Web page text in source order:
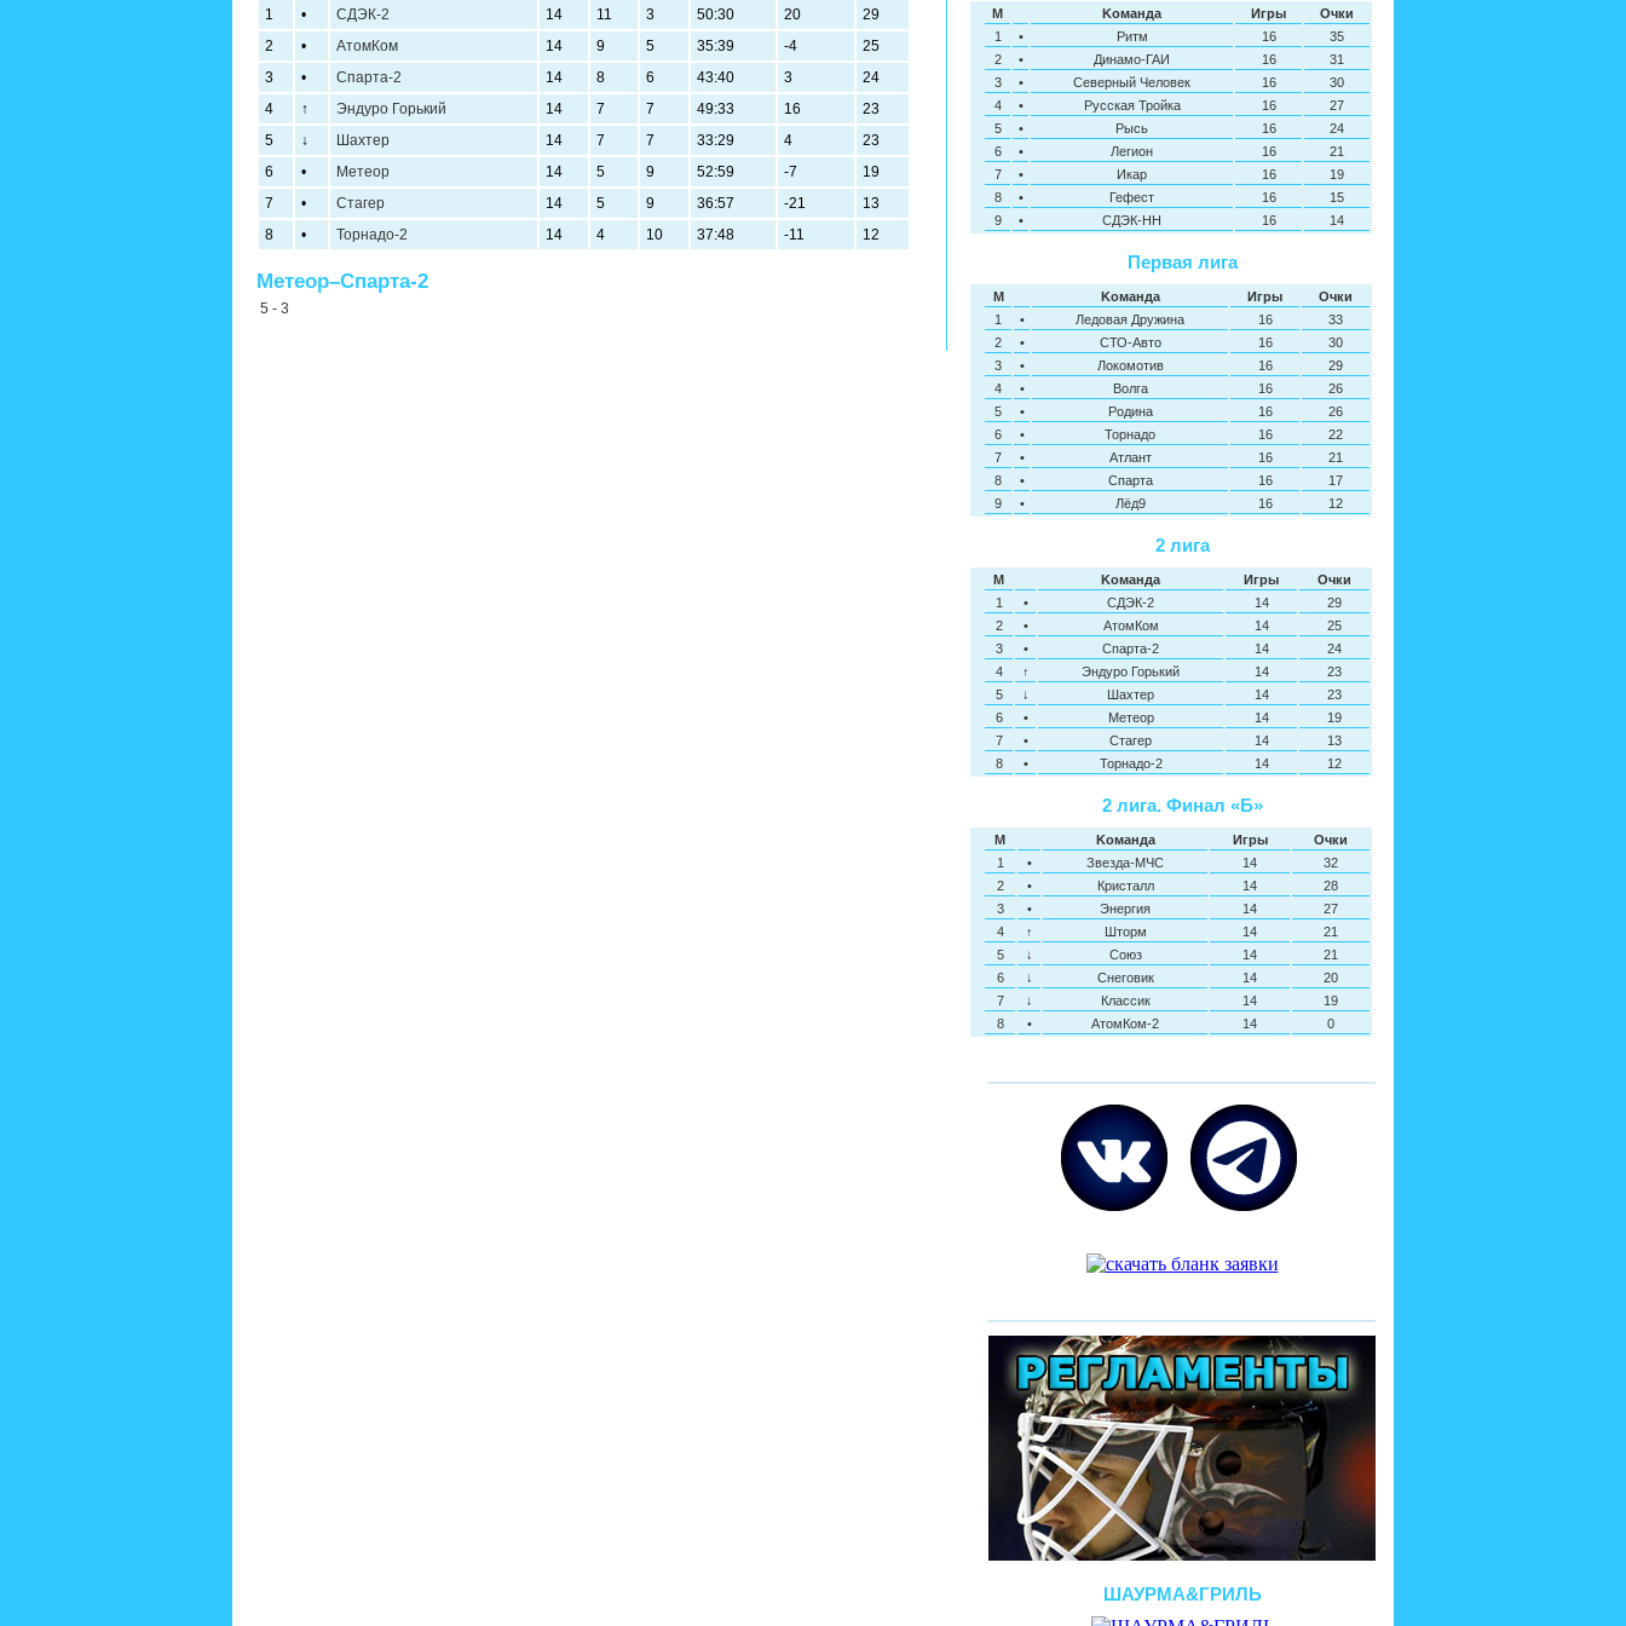
1 • СДЭК-2 14 11 3 50:30 20
29
2
• АтомКом 14 9 5 35:39 -4
25
3
• Спарта-2 14 8 6 43:40 3
24
4
↑ Эндуро Горький 14 7 7 49:33 16
23
5
↓ Шахтер 14 7 7 33:29 4
23
6
• Метеор 14 5 9 52:59 -7
19
7
• Стагер 14 5 9 36:57 -21
13
8
• Торнадо-2 14 4 10 37:48 -11 12
Метеор–Спарта-2
5 - 3
M Kоманда Игры
Oчки
1
• Ритм 16
35
2
• Динамо-ГАИ 16
31
3
• Северный Человек 16
30
4
• Русская Тройка 16
27
5
• Рысь 16
24
6
• Легион 16
21
7
• Икар 16
19
8
• Гефест 16
15
9
• СДЭК-НН 16 14
Первая лига
M Kоманда Игры
Oчки
1
• Ледовая Дружина 16
33
2
• СТО-Авто 16
30
3
• Локомотив 16
29
4
• Волга 16
26
5
• Родина 16
26
6
• Торнадо 16
22
7
• Атлант 16
21
8
• Спарта 16
17
9
• Лёд9 16 12
2 лига
M Kоманда Игры
Oчки
1
• СДЭК-2 14
29
2
• АтомКом 14
25
3
• Спарта-2 14
24
4
↑ Эндуро Горький 14
23
5
↓ Шахтер 14
23
6
• Метеор 14
19
7
• Стагер 14
13
8
• Торнадо-2 14 12
2 лига. Финал «Б»
M Kоманда Игры
Oчки
1
• Звезда-МЧС 14
32
2
• Кристалл 14
28
3
• Энергия 14
27
4
↑ Шторм 14
21
5
↓ Союз 14
21
6
↓ Снеговик 14
20
7
↓ Классик 14
19
8
• АтомКом-2 14 0
ШАУРМА&ГРИЛЬ